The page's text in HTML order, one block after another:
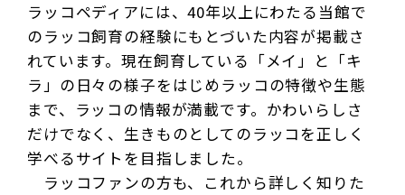
ラッコペディアには、40年以上にわたる当館で
のラッコ飼育の経験にもとづいた内容が掲載さ
れています。現在飼育している「メイ」と「キ
ラ」の日々の様子をはじめラッコの特徴や生態
まで、ラッコの情報が満載です。かわいらしさ
だけでなく、生きものとしてのラッコを正しく
学べるサイトを目指しました。
ラッコファンの方も、これから詳しく知りた